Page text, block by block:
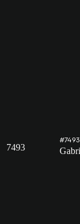
7493
#7493